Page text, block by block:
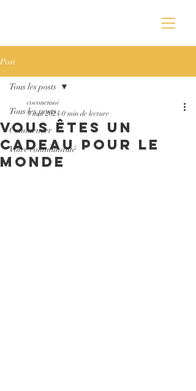
Post
Tous les posts
Commencer
Votre communauté
Tous les posts
Vous êtes un
cadeau pour le
monde
coconensoi
3 mai 2024 0 min de lecture